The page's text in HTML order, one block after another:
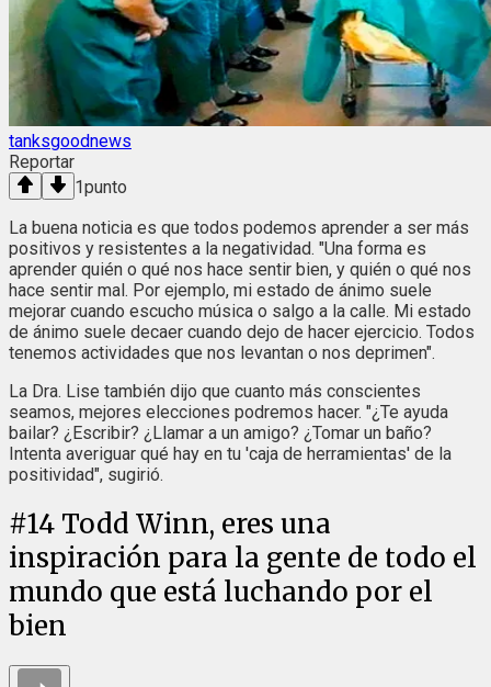
tanksgoodnews
Reportar
1punto
La buena noticia es que todos podemos aprender a ser más
positivos y resistentes a la negatividad. "Una forma es
aprender quién o qué nos hace sentir bien, y quién o qué nos
hace sentir mal. Por ejemplo, mi estado de ánimo suele
mejorar cuando escucho música o salgo a la calle. Mi estado
de ánimo suele decaer cuando dejo de hacer ejercicio. Todos
tenemos actividades que nos levantan o nos deprimen".
La Dra. Lise también dijo que cuanto más conscientes
seamos, mejores elecciones podremos hacer. "¿Te ayuda
bailar? ¿Escribir? ¿Llamar a un amigo? ¿Tomar un baño?
Intenta averiguar qué hay en tu 'caja de herramientas' de la
positividad", sugirió.
#14 Todd Winn, eres una
inspiración para la gente de todo el
mundo que está luchando por el
bien